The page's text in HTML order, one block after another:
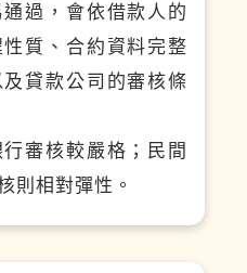
過，會依借款人的
質、合約資料完整
貸款公司的審核條
審核較嚴格；民間
則相對彈性。